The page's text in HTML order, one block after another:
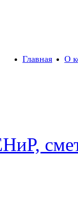
Главная О